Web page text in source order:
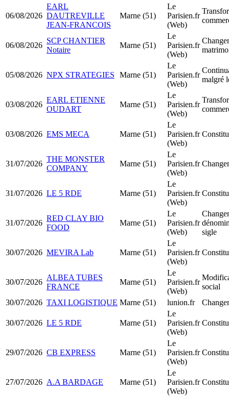
06/08/2026
EARL
DAUTREVILLE
JEAN-FRANCOIS
Marne (51)
Le
Parisien.fr
(Web)
06/08/2026
SCP CHANTIER
Notaire
Marne (51)
Le
Parisien.fr
(Web)
05/08/2026 NPX STRATEGIES Marne (51)
Le
Parisien.fr
(Web)
malgré
03/08/2026
EARL ETIENNE
OUDART
Marne (51)
Le
Parisien.fr
(Web)
03/08/2026 EMS MECA Marne (51)
Le
Parisien.fr
(Web)
31/07/2026
THE MONSTER
COMPANY
Marne (51)
Le
Parisien.fr
(Web)
31/07/2026 LE 5 RDE Marne (51)
Le
Parisien.fr
(Web)
31/07/2026
RED CLAY BIO
FOOD
Marne (51)
Le
Parisien.fr
(Web)
sigle
30/07/2026 MEVIRA Lab Marne (51)
Le
Parisien.fr
(Web)
30/07/2026
ALBEA TUBES
FRANCE
Marne (51)
Le
Parisien.fr
(Web)
social
30/07/2026 TAXI LOGISTIQUE Marne (51) lunion.fr
30/07/2026 LE 5 RDE Marne (51)
Le
Parisien.fr
(Web)
29/07/2026 CB EXPRESS Marne (51)
Le
Parisien.fr
(Web)
27/07/2026 A.A BARDAGE Marne (51)
Le
Parisien.fr
(Web)